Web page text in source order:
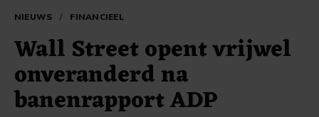
NIEUWS / FINANCIEEL
Wall Street opent vrijwel
onveranderd na
banenrapport ADP